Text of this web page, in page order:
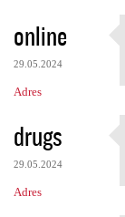
online
29.05.2024
Adres
drugs
29.05.2024
Adres